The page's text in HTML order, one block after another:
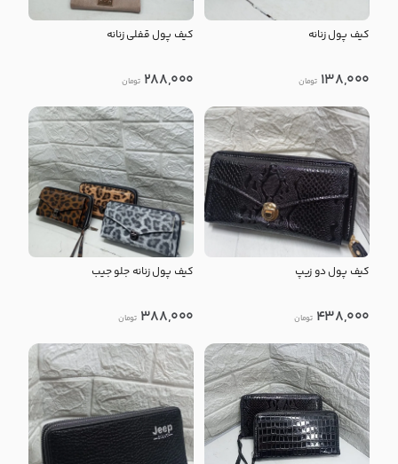
کیف پول زنانه
138,000 تومان
کیف پول قفلی زنانه
288,000 تومان
کیف پول دو زیپ
438,000 تومان
کیف پول زنانه جلو جیب
388,000 تومان